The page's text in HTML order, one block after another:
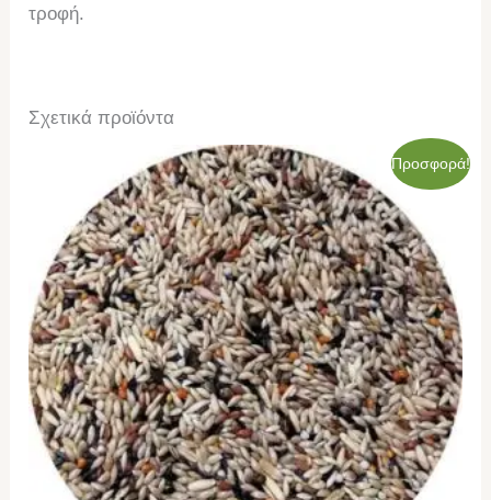
τροφή.
Σχετικά προϊόντα
Προσφορά!
Original
price
was:
52,00€.
Η
τρέχουσα
τιμή
είναι:
44,00€.